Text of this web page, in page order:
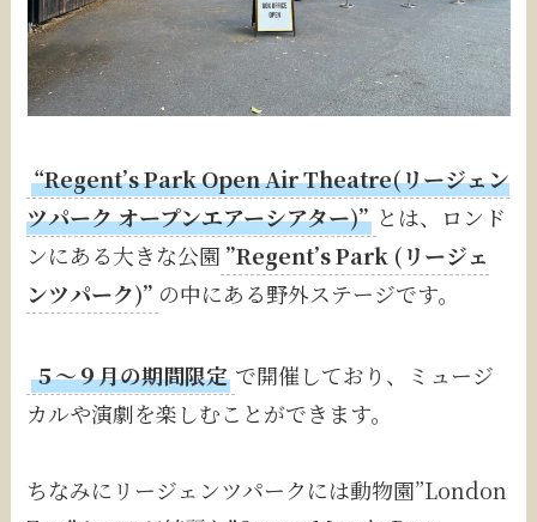
“Regent’s Park Open Air Theatre(リージェン
ツパーク オープンエアーシアター)” とは、ロンド
ンにある大きな公園 ”Regent’s Park (リージェ
ンツパーク)” の中にある野外ステージです。
５〜９月の期間限定 で開催しており、ミュージ
カルや演劇を楽しむことができます。
ちなみにリージェンツパークには動物園”London